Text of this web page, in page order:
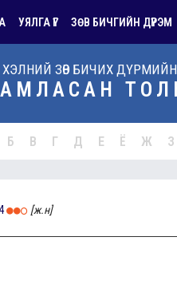
УЯЛГА ҮГ ЗӨВ БИЧГИЙН ДҮРЭМ
ЗӨВ БИЧИХ ДҮРМИЙН
Б В Г Д Е Ё Ж З
[ж.н]